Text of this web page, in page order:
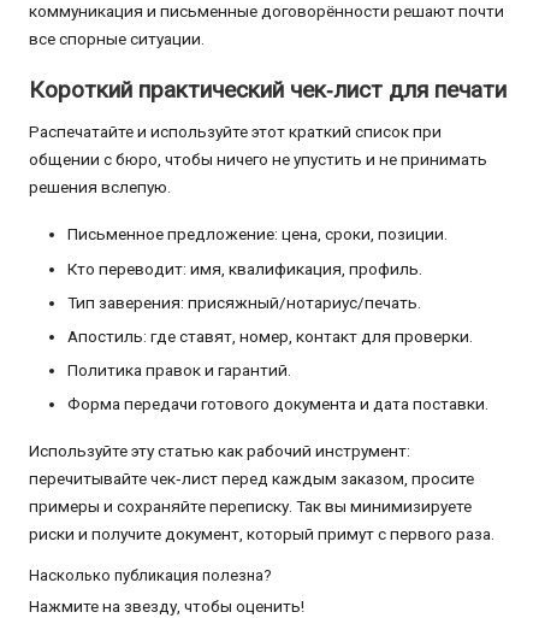
коммуникация и письменные договорённости решают почти
все спорные ситуации.
Короткий практический чек‑лист для печати
Распечатайте и используйте этот краткий список при
общении с бюро, чтобы ничего не упустить и не принимать
решения вслепую.
Письменное предложение: цена, сроки, позиции.
Кто переводит: имя, квалификация, профиль.
Тип заверения: присяжный/нотариус/печать.
Апостиль: где ставят, номер, контакт для проверки.
Политика правок и гарантий.
Форма передачи готового документа и дата поставки.
Используйте эту статью как рабочий инструмент:
перечитывайте чек‑лист перед каждым заказом, просите
примеры и сохраняйте переписку. Так вы минимизируете
риски и получите документ, который примут с первого раза.
Насколько публикация полезна?
Нажмите на звезду, чтобы оценить!